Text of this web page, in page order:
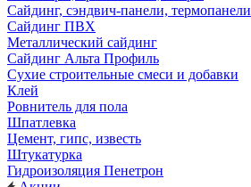
Cайдинг, сэндвич-панели, термопанели
Сайдинг ПВХ
Металлический сайдинг
Сайдинг Альта Профиль
Сухие строительные смеси и добавки
Клей
Ровнитель для пола
Шпатлевка
Цемент, гипс, известь
Штукатурка
Гидроизоляция Пенетрон